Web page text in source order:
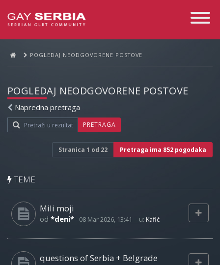
Toggle
POGLEDAJ NEODGOVORENE POSTOVE
POGLEDAJ NEODGOVORENE POSTOVE
Napredna pretraga
PRETRAGA
Stranica 1 od 22 Pretraga ima 852 pogodaka
TEME
Mili moji
od *deni*- 08 Mar 2026, 13:41 - u: Kafić
questions of Serbia + Belgrade